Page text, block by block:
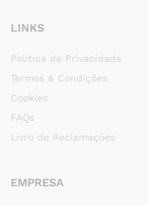
LINKS
Política de Privacidade
Termos & Condições
Cookies
FAQs
Livro de Reclamaçóes
EMPRESA